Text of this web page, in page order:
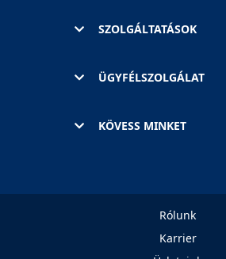
SZOLGÁLTATÁSOK
ÜGYFÉLSZOLGÁLAT
KÖVESS MINKET
Rólunk
Karrier